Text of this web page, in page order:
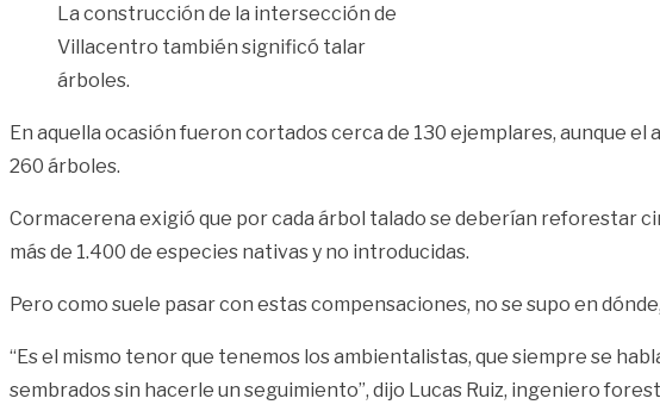
La construcción de la intersección de
Villacentro también significó talar
árboles.
En aquella ocasión fueron cortados cerca de 130 ejemplares, aunque
260 árboles.
Cormacerena exigió que por cada árbol talado se deberían reforestar
más de 1.400 de especies nativas y no introducidas.
Pero como suele pasar con estas compensaciones, no se supo en
“Es el mismo tenor que tenemos los ambientalistas, que siempre se
sembrados sin hacerle un seguimiento”, dijo Lucas Ruiz, ingeniero